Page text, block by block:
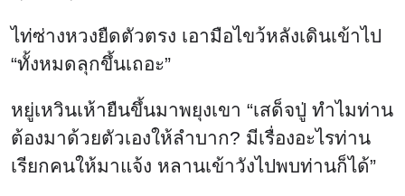
ไท่ซ่างหวงยืดตัวตรง เอามือไขว้หลังเดินเข้าไป
“ทั้งหมดลุกขึ้นเถอะ”
หยู่เหวินเห้ายืนขึ้นมาพยุงเขา “เสด็จปู่ ทำไมท่าน
ต้องมาด้วยตัวเองให้ลำบาก? มีเรื่องอะไรท่าน
เรียกคนให้มาแจ้ง หลานเข้าวังไปพบท่านก็ได้”